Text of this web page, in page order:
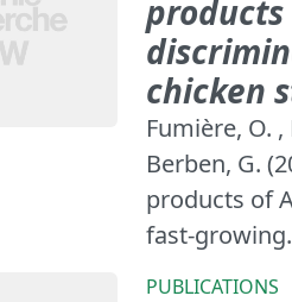
products
chicken
Fumière, O.
Berben, G.
products of
fast-
PUBLICATIONS